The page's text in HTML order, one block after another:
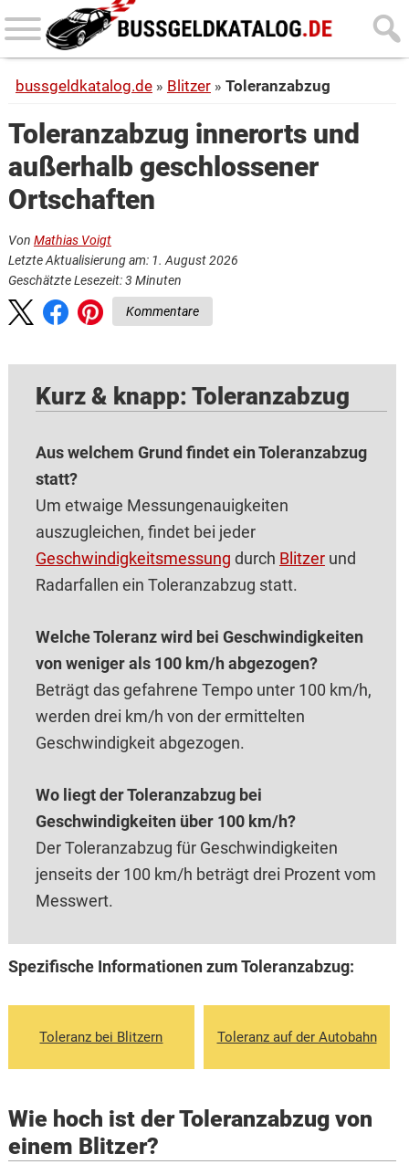
Skip
to
content
Skip
to
sidebar
bussgeldkatalog.de Blitzer Toleranzabzug
Toleranzabzug innerorts und
außerhalb geschlossener
Ortschaften
Von Mathias Voigt
Letzte Aktualisierung am: 1. August 2026
Geschätzte Lesezeit:3 Minuten
Kommentare
Kurz & knapp: Toleranzabzug
Aus welchem Grund findet ein Toleranzabzug
statt?
Um etwaige Messungenauigkeiten
auszugleichen, findet bei jeder
Geschwindigkeitsmessung durch Blitzerund
Radarfallen ein Toleranzabzug statt.
Welche Toleranz wird bei Geschwindigkeiten
von weniger als 100 km/h abgezogen?
Beträgt das gefahrene Tempo unter 100 km/h,
werden drei km/h von der ermittelten
Geschwindigkeit abgezogen.
Wo liegt der Toleranzabzug bei
Geschwindigkeiten über 100 km/h?
Der Toleranzabzug für Geschwindigkeiten
jenseits der 100 km/h beträgt drei Prozent vom
Messwert.
Spezifische Informationen zum Toleranzabzug:
Toleranz bei Blitzern Toleranz auf der Autobahn
Wie hoch ist der Toleranzabzug von
einem Blitzer?